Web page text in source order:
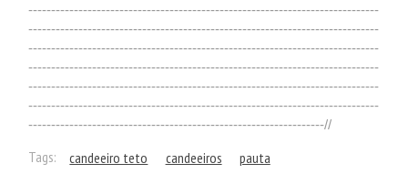
-----------------------------------------------------------------------------
-----------------------------------------------------------------------------
-----------------------------------------------------------------------------
-----------------------------------------------------------------------------
-----------------------------------------------------------------------------
-----------------------------------------------------------------------------
-----------------------------------------------------------------//
Tags: candeeiro teto candeeiros pauta